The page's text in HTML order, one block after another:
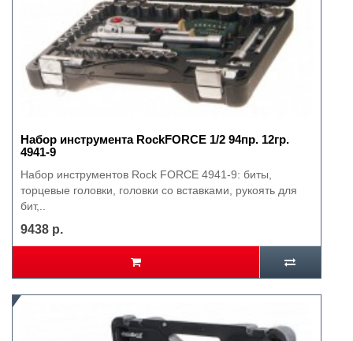
Набор инструмента RockFORCE 1/2 94пр. 12гр.
4941-9
Набор инструментов Rock FORCE 4941-9: биты,
торцевые головки, головки со вставками, рукоять для
бит,..
9438 р.